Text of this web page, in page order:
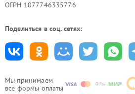
Мы принимаем
все формы оплаты
ОГРН 1077746335776
Поделиться в соц. сетях: